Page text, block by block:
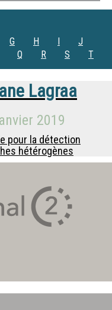
G H I
J
Q R S
T
Lagraa
2019
pour la détection
hétérogènes